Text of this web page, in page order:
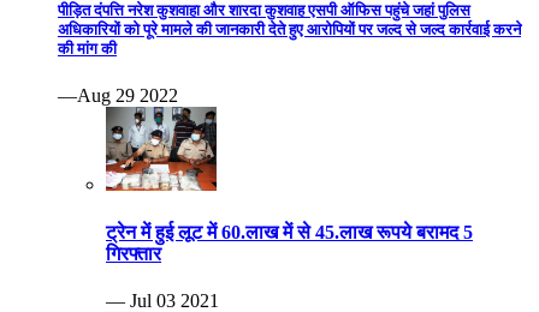
पीड़ित दंपत्ति नरेश कुशवाहा और शारदा कुशवाह एसपी ऑफिस पहुंचे जहां पुलिस
अधिकारियों को पूरे मामले की जानकारी देते हुए आरोपियों पर जल्द से जल्द कार्रवाई करने
की मांग की
—Aug 29 2022
ट्रेन में हुई लूट में 60.लाख में से 45.लाख रूपये बरामद 5
गिरफ्तार
— Jul 03 2021